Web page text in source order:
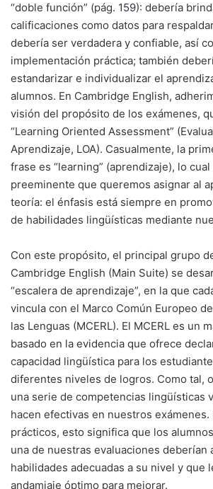
“doble función” (pág. 159): debería
calificaciones como datos para
debería ser verdadera y confiable, así
implementación práctica; también
estandarizar e individualizar el
alumnos. En Cambridge English,
visión del propósito de los exámenes,
“Learning Oriented Assessment”
Aprendizaje, LOA). Casualmente, la
frase es “learning” (aprendizaje), lo
preeminente que queremos asignar al
teoría: el énfasis está siempre en
de habilidades lingüísticas mediante
Con este propósito, el principal grupo
Cambridge English (Main Suite) se
“escalera de aprendizaje”, en la que
vincula con el Marco Común Europeo
las Lenguas (MCERL). El MCERL es un
basado en la evidencia que ofrece
capacidad lingüística para los
diferentes niveles de logros. Como tal,
una serie de competencias lingüísticas
hacen efectivas en nuestros exámenes.
prácticos, esto significa que los
una de nuestras evaluaciones deberían
habilidades adecuadas a su nivel y que
andamiaje óptimo para mejorar.